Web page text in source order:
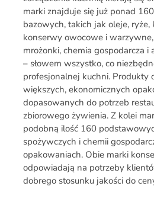
marki znajduje się już ponad
bazowych, takich jak oleje, ryże,
konserwy owocowe i
mrożonki, chemia gospodarcza i
– słowem wszystko, co
profesjonalnej kuchni. Produkty
większych, ekonomicznych
dopasowanych do potrzeb
zbiorowego żywienia. Z kolei
podobną ilość 160
spożywczych i chemii
opakowaniach. Obie marki
odpowiadają na potrzeby
dobrego stosunku jakości do